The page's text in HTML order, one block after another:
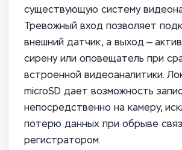
существующую систему
Тревожный вход позволяет
внешний датчик, а выход —
сирену или оповещатель при
встроенной видеоаналитики.
microSD дает возможность
непосредственно на камеру,
потерю данных при обрыве
регистратором.